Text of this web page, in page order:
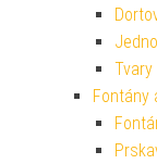
Tvary
Fontány